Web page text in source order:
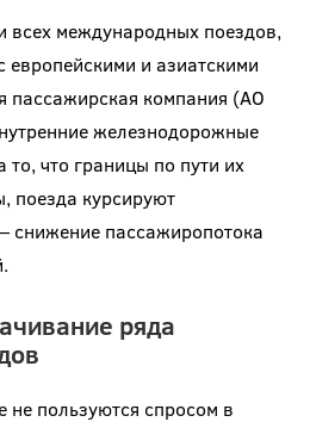
всех международных поездов,
и азиатскими
пассажирская компания (АО
железнодорожные
что границы по пути их
поезда курсируют
снижение пассажиропотока
ряда
не пользуются спросом в